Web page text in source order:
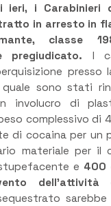
ieri, i Carabinieri
in arresto in
classe
pregiudicato. I
presso
sono stati
involucro di
complessivo di
di cocaina per un
materiale per il
e 400
dell’attività